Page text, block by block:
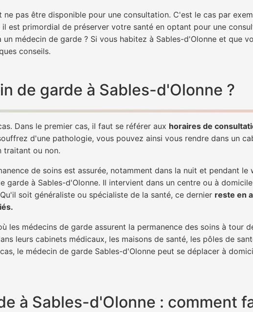
pas être disponible pour une consultation. C'est le cas par
est primordial de préserver votre santé en optant pour une
médecin de garde ? Si vous habitez à Sables-d'Olonne et que
conseils.
de garde à Sables-d'Olonne ?
Dans le premier cas, il faut se référer aux horaires de
d'une pathologie, vous pouvez ainsi vous rendre dans un
traitant ou non.
de soins est assurée, notamment dans la nuit et pendant le
à Sables-d'Olonne. Il intervient dans un centre ou à
soit généraliste ou spécialiste de la santé, ce dernier reste en
les médecins de garde assurent la permanence des soins à tour
leurs cabinets médicaux, les maisons de santé, les pôles de
le médecin de garde Sables-d'Olonne peut se déplacer à
à Sables-d'Olonne : comment